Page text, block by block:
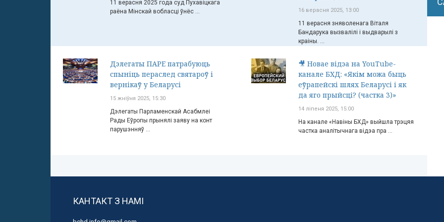
11 верасня 2025 года суд Пухавіцкага
раёна Мінскай вобласці ўнёс ...
16 верасня 2025, 13:00
11 верасня зняволенага Віталя
Бандарука вызвалілі і выдварылі з
краіны. ...
Дэлегаты ПАРЕ патрабуюць
спыніць пераслед святароў і
вернікаў у Беларусі
15 жніўня 2025, 15:30
Дэлегаты Парламенскай Асабмлеі
Рады Еўропы прынялі заяву на конт
парушэнняў ...
🎥 Новае відэа на YouTube-
канале БХД: «Якім можа быць
еўрапейскі шлях Беларусі і як
да яго прыйсці? (частка 3)»
14 ліпеня 2025, 15:00
На канале «Навіны БХД» выйшла трэцяя
частка аналітычнага відэа пра ...
КАНТАКТ З НАМІ